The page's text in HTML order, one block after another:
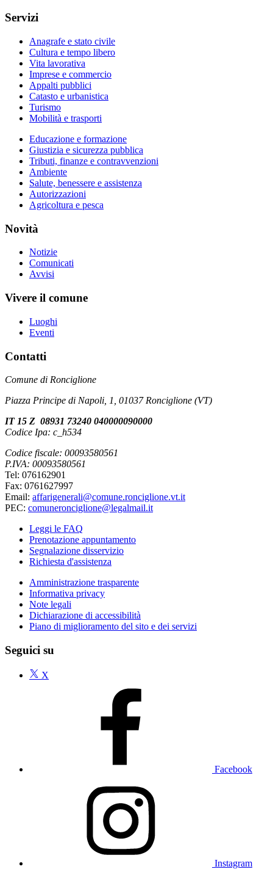
Servizi
Anagrafe e stato civile
Cultura e tempo libero
Vita lavorativa
Imprese e commercio
Appalti pubblici
Catasto e urbanistica
Turismo
Mobilità e trasporti
Educazione e formazione
Giustizia e sicurezza pubblica
Tributi, finanze e contravvenzioni
Ambiente
Salute, benessere e assistenza
Autorizzazioni
Agricoltura e pesca
Novità
Notizie
Comunicati
Avvisi
Vivere il comune
Luoghi
Eventi
Contatti
Comune di Ronciglione
Piazza Principe di Napoli, 1, 01037 Ronciglione (VT)
IT 15 Z 08931 73240 040000090000
Codice Ipa: c_h534
Codice fiscale: 00093580561
P.IVA: 00093580561
Tel: 076162901
Fax: 0761627997
Email: affarigenerali@comune.ronciglione.vt.it
PEC: comuneronciglione@legalmail.it
Leggi le FAQ
Prenotazione appuntamento
Segnalazione disservizio
Richiesta d'assistenza
Amministrazione trasparente
Informativa privacy
Note legali
Dichiarazione di accessibilità
Piano di miglioramento del sito e dei servizi
Seguici su
X
Facebook
Instagram